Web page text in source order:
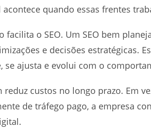
quando essas frentes
facilita o SEO. Um SEO bem
e decisões estratégicas.
se ajusta e evolui com o
reduz custos no longo prazo. Em
de tráfego pago, a empresa